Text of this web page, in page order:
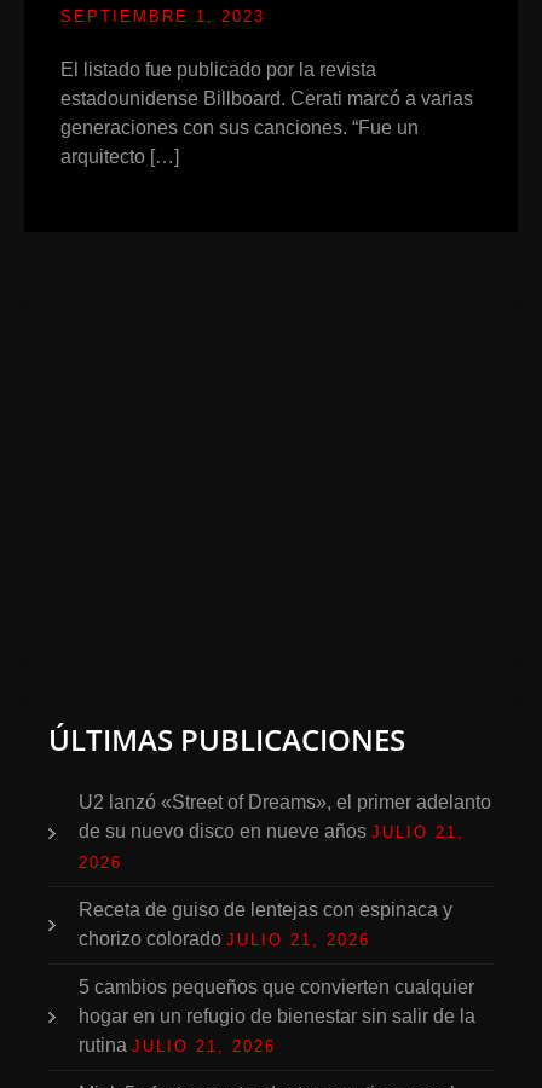
SEPTIEMBRE 1, 2023
El listado fue publicado por la revista
estadounidense Billboard. Cerati marcó a varias
generaciones con sus canciones. “Fue un
arquitecto […]
ÚLTIMAS PUBLICACIONES
U2 lanzó «Street of Dreams», el primer adelanto
de su nuevo disco en nueve años JULIO 21,
2026
Receta de guiso de lentejas con espinaca y
chorizo colorado JULIO 21, 2026
5 cambios pequeños que convierten cualquier
hogar en un refugio de bienestar sin salir de la
rutina JULIO 21, 2026